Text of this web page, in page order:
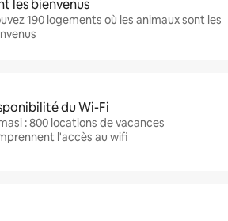
les bienvenus
190 logements où les animaux sont les
du Wi-Fi
: 800 locations de vacances
l'accès au wifi